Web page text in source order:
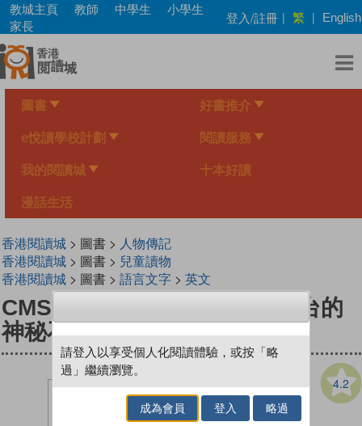
Skip
main
content
教城主頁 教師 中學生
小學生
家長
登入/註冊 | 繁 | English
圖書 好書推介
e悅讀學校計劃 閱讀服務
我的閱讀城 十本好讀
漫話生活
香港閱讀城> 圖書 > 人物傳記
香港閱讀城> 圖書 > 兒童讀物
香港閱讀城> 圖書 > 語言文字> 英文
CMS天文調查隊第一集 - 天文台的
神秘石柱
4.2
請登入以享受個人化閱讀體驗，或按「略
過」繼續瀏覽。
成為會員 登入 略過